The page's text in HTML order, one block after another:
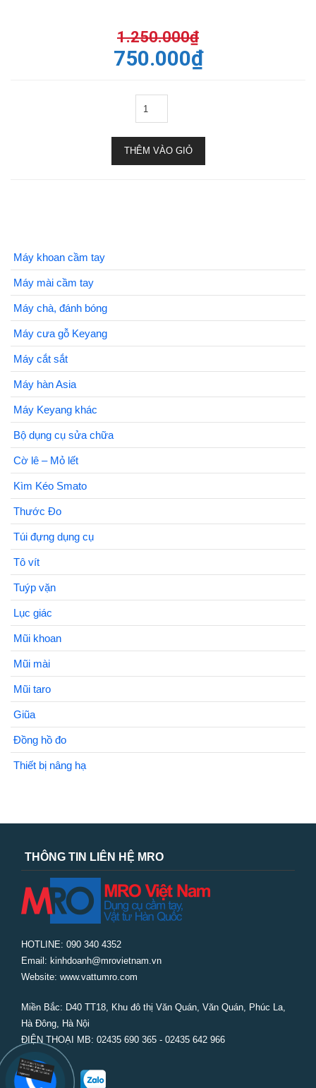
1.250.000₫
750.000₫
THÊM VÀO GIỎ
Máy khoan cầm tay
Máy mài cầm tay
Máy chà, đánh bóng
Máy cưa gỗ Keyang
Máy cắt sắt
Máy hàn Asia
Máy Keyang khác
Bộ dụng cụ sửa chữa
Cờ lê – Mỏ lết
Kìm Kéo Smato
Thước Đo
Túi đựng dụng cụ
Tô vít
Tuýp vặn
Lục giác
Mũi khoan
Mũi mài
Mũi taro
Giũa
Đồng hồ đo
Thiết bị nâng hạ
THÔNG TIN LIÊN HỆ MRO
HOTLINE: 090 340 4352
Email: kinhdoanh@mrovietnam.vn
Website: www.vattumro.com
Miền Bắc: D40 TT18, Khu đô thị Văn Quán, Văn Quán, Phúc La,
Hà Đông, Hà Nội
ĐIỆN THOẠI MB: 02435 690 365 - 02435 642 966